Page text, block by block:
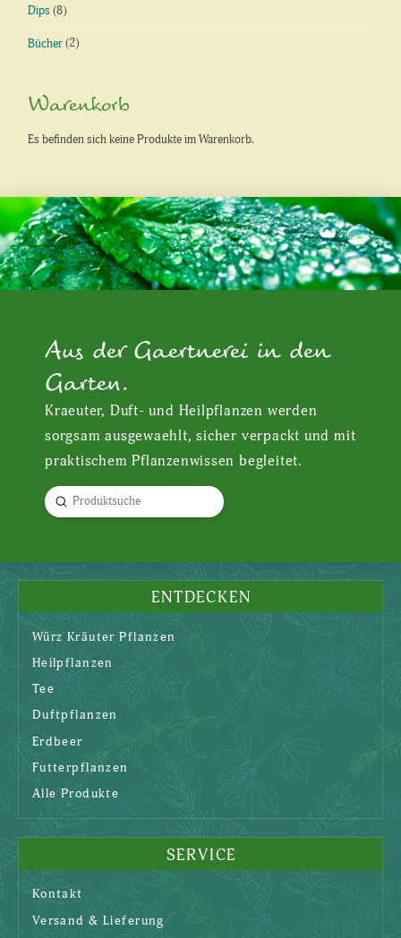
Dips (8)
Bücher (2)
Warenkorb
Es befinden sich keine Produkte im Warenkorb.
Aus der Gaertnerei in den
Garten.
Kraeuter, Duft- und Heilpflanzen werden
sorgsam ausgewaehlt, sicher verpackt und mit
praktischem Pflanzenwissen begleitet.
Search
Submit
ENTDECKEN
Würz Kräuter Pflanzen
Heilpflanzen
Tee
Duftpflanzen
Erdbeer
Futterpflanzen
Alle Produkte
SERVICE
Kontakt
Versand & Lieferung